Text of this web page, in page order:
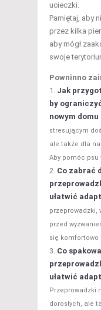
ucieczki.
Pamiętaj, aby
przez kilka
aby mógł
swoje
Powninno
Jak
by
nowym domu
stresującym
ale także dla
Aby pomóc psu
Co zabrać
ułatwić
przeprowadzki,
przed
się komfortowo
Co
ułatwić
Przeprowadzki
dorosłych, ale